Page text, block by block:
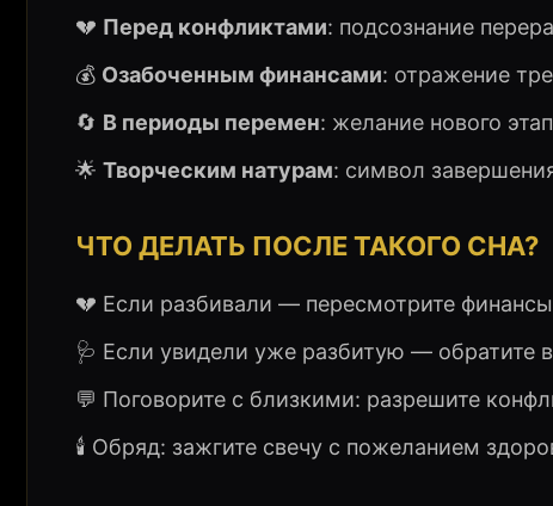
💔 Перед конфликтами: подсознание
💰 Озабоченным финансами: отражение
🔄 В периоды перемен: желание нового
🌟 Творческим натурам: символ
ЧТО ДЕЛАТЬ ПОСЛЕ ТАКОГО СНА?
💔 Если разбивали — пересмотрите
🩺 Если увидели уже разбитую — обратите
💬 Поговорите с близкими: разрешите
🕯️ Обряд: зажгите свечу с пожеланием